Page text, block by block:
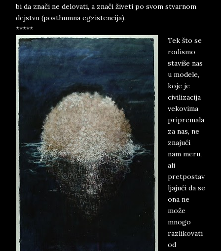
bi da znači ne delovati, a znači živeti po svom stvarnom
dejstvu (posthumna egzistencija).
*****
Tek što se
rodismo
staviše nas
u modele,
koje je
civilizacija
vekovima
pripremala
za nas, ne
znajući
nam meru,
ali
pretpostav
ljajući da se
ona ne
može
mnogo
razlikovati
od